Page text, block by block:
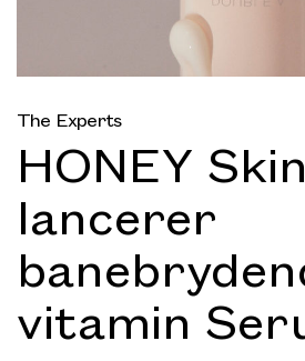
The Experts
HONEY
lancerer
vitamin